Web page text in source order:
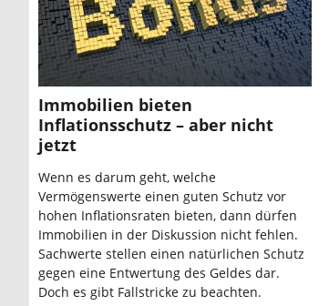
Immobilien bieten
Inflationsschutz – aber nicht
jetzt
Wenn es darum geht, welche
Vermögenswerte einen guten Schutz vor
hohen Inflationsraten bieten, dann dürfen
Immobilien in der Diskussion nicht fehlen.
Sachwerte stellen einen natürlichen Schutz
gegen eine Entwertung des Geldes dar.
Doch es gibt Fallstricke zu beachten.